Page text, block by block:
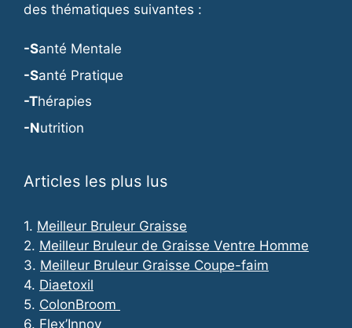
des thématiques suivantes :
-Santé Mentale
-Santé Pratique
-Thérapies
-Nutrition
Articles les plus lus
1. Meilleur Bruleur Graisse
2. Meilleur Bruleur de Graisse Ventre Homme
3. Meilleur Bruleur Graisse Coupe-faim
4. Diaetoxil
5. ColonBroom
6. Flex’Innov